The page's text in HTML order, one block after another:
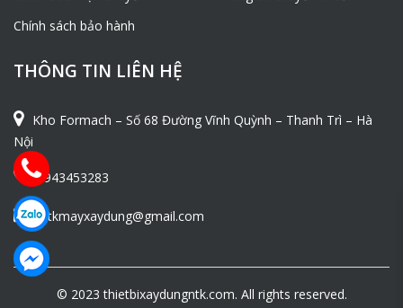
Chính sách bảo hành
THÔNG TIN LIÊN HỆ
Kho Formach – Số 68 Đường Vĩnh Quỳnh – Thanh Trì – Hà
Nội
0943453283
ntkmayxaydung@gmail.com
© 2023 thietbixaydungntk.com. All rights reserved.